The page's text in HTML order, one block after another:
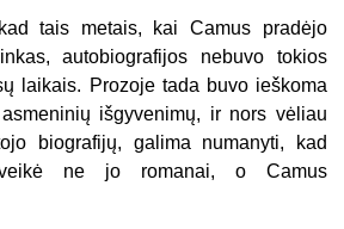
tais metais, kai Camus pradėjo
autobiografijos nebuvo tokios
laikais. Prozoje tada buvo ieškoma
išgyvenimų, ir nors vėliau
biografijų, galima numanyti, kad
ne jo romanai, o Camus